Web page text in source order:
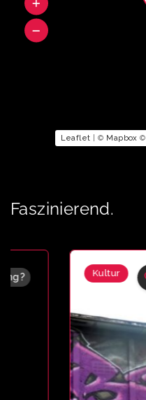
Leaflet | © Mapbox ©
Faszinierend.